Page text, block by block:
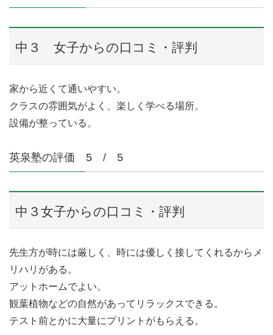
中３ 女子からの口コミ・評判
家から近くて通いやすい。
クラスの雰囲気がよく、楽しく学べる場所。
設備が整っている。
英泉塾の評価 5 / 5
中３女子からの口コミ・評判
先生方が時には厳しく、時には優しく接してくれるからメ
リハリがある。
アットホームでよい。
観葉植物などの自然があってリラックスできる。
テスト前とかに大量にプリントがもらえる。